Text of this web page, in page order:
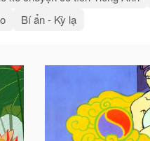
Bí ẩn - Kỳ lạ